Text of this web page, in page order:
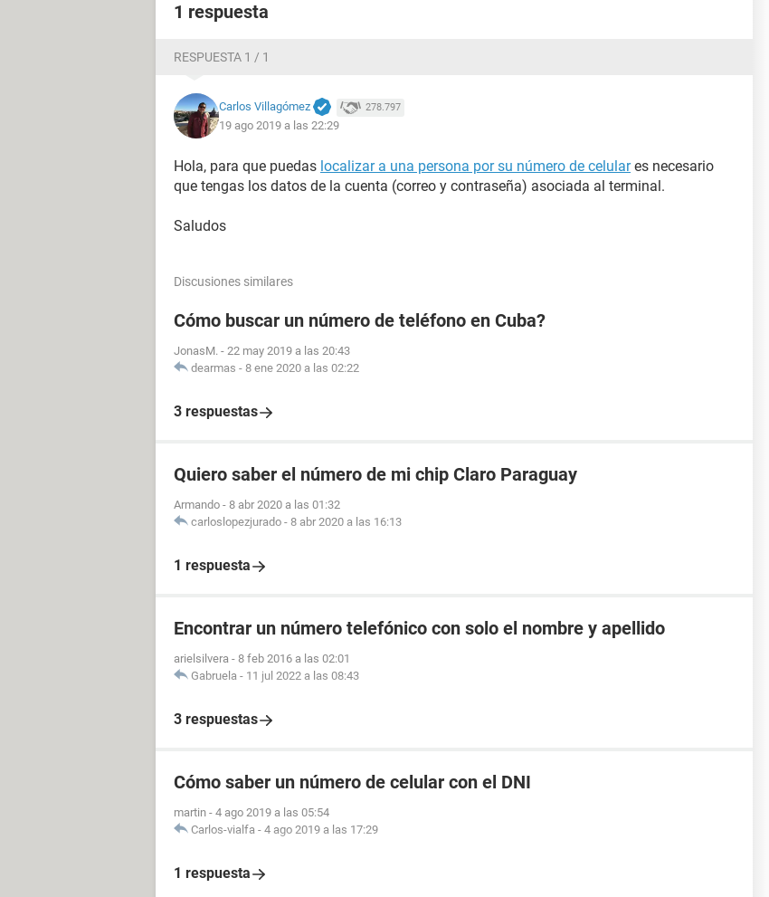
1 respuesta
RESPUESTA 1 / 1
Carlos Villagómez 278.797
19 ago 2019 a las 22:29
Hola, para que puedas localizar a una persona por su número de celulares necesario
que tengas los datos de la cuenta (correo y contraseña) asociada al terminal.
Saludos
Discusiones similares
Cómo buscar un número de teléfono en Cuba?
JonasM. - 22 may 2019 a las 20:43
dearmas - 8 ene 2020 a las 02:22
3 respuestas
Quiero saber el número de mi chip Claro Paraguay
Armando - 8 abr 2020 a las 01:32
carloslopezjurado - 8 abr 2020 a las 16:13
1 respuesta
Encontrar un número telefónico con solo el nombre y apellido
arielsilvera - 8 feb 2016 a las 02:01
Gabruela - 11 jul 2022 a las 08:43
3 respuestas
Cómo saber un número de celular con el DNI
martin - 4 ago 2019 a las 05:54
Carlos-vialfa - 4 ago 2019 a las 17:29
1 respuesta